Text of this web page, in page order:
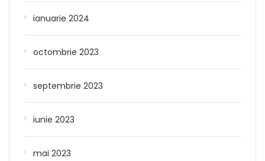
ianuarie 2024
octombrie 2023
septembrie 2023
iunie 2023
mai 2023